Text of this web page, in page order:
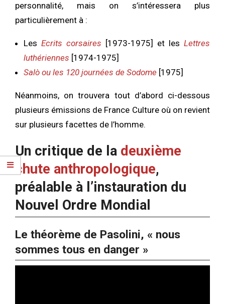
personnalité, mais on s’intéressera plus
particulièrement à :
Les Ecrits corsaires [1973-1975] et les Lettres
luthériennes [1974-1975]
Salò ou les 120 journées de Sodome [1975]
Néanmoins, on trouvera tout d’abord ci-dessous
plusieurs émissions de France Culture où on revient
sur plusieurs facettes de l’homme.
Un critique de la deuxième
chute anthropologique,
préalable à l’instauration du
Nouvel Ordre Mondial
Le théorème de Pasolini, « nous
sommes tous en danger »